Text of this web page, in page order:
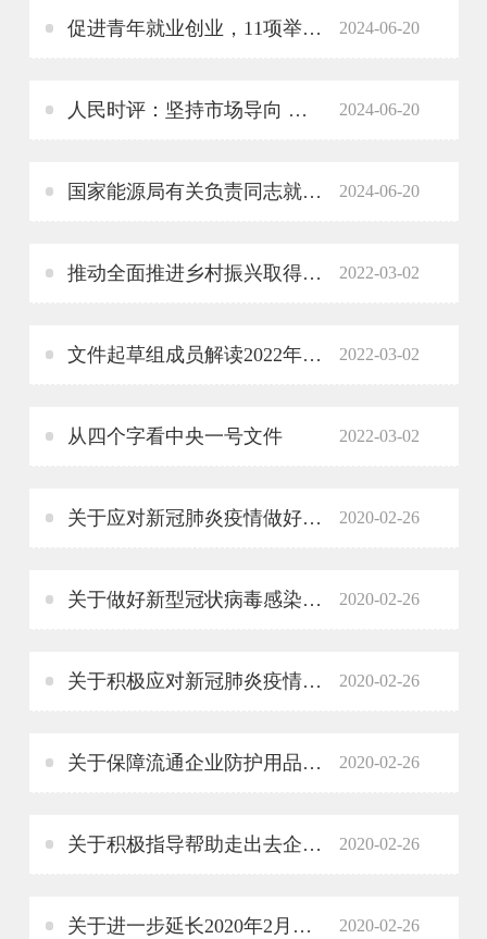
促进青年就业创业，11项举措发布 2024-06-20
人民时评：坚持市场导向 强化供需对接——打通制约高质量发展的卡点堵点② 2024-06-20
国家能源局有关负责同志就《天然气利用管理办法》答问 2024-06-20
推动全面推进乡村振兴取得新进展——中央农办主任、农业农村部部长唐仁健解读2022年中央一号文件 2022-03-02
文件起草组成员解读2022年中央一号文件：以更大力度推动乡村振兴 2022-03-02
从四个字看中央一号文件 2022-03-02
关于应对新冠肺炎疫情做好稳外贸稳外资促消费工作的通知 2020-02-26
关于做好新型冠状病毒感染的肺炎疫情防控期间出口退（免）税有关工作的通知 2020-02-26
关于积极应对新冠肺炎疫情加强外资企业服务和招商引资工作的通知 2020-02-26
关于保障流通企业防护用品需要 做好市场保供工作的通知 2020-02-26
关于积极指导帮助走出去企业做好新冠肺炎疫情应对工作的通知 2020-02-26
关于进一步延长2020年2月份纳税申报期限有关事项的通知 2020-02-26